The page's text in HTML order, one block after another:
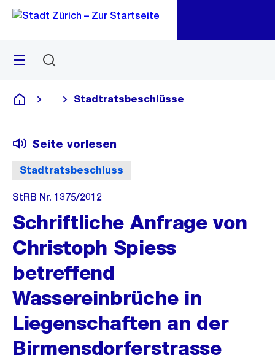
Navigation
Sprunglink
Menü
Deutsch
Blende alle Breadcrumbs ein
Stadtratsbeschlüsse
Stadtratsbeschluss
Seite vorlesen
StRB Nr. 1375/2012
Schriftliche Anfrage von
Christoph Spiess
betreffend
Wassereinbrüche in
Liegenschaften an der
Birmensdorferstrasse